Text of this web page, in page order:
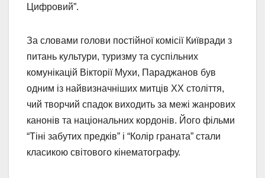
Цифровий”.
За словами голови постійної комісії Київради з
питань культури, туризму та суспільних
комунікацій Вікторії Мухи, Параджанов був
одним із найвизначніших митців ХХ століття,
чий творчий спадок виходить за межі жанрових
канонів та національних кордонів. Його фільми
“Тіні забутих предків” і “Колір граната” стали
класикою світового кінематографу.